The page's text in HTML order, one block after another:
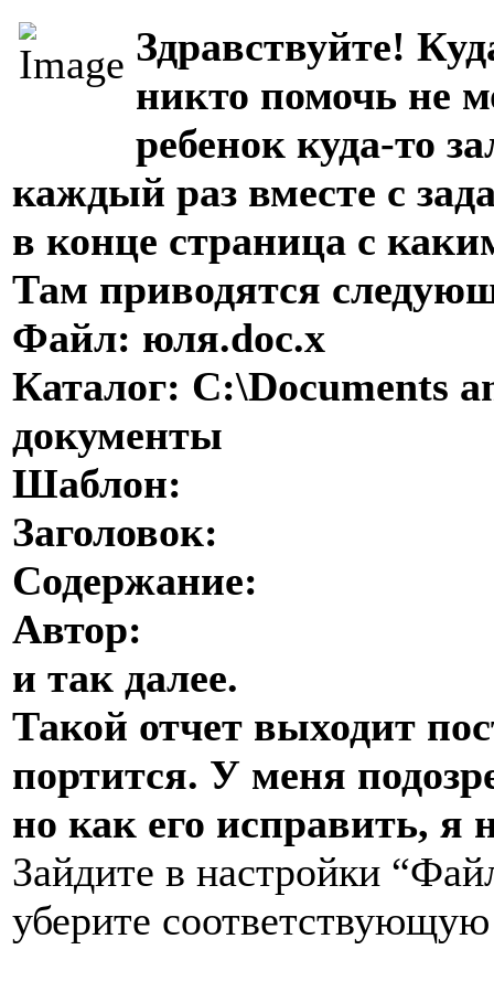
Здравствуйте!
никто помочь не
ребенок куда-то
каждый раз вместе с
в конце страница с
Там приводятся
Файл: юля.doc.x
Каталог: C:\Documents
документы
Шаблон:
Заголовок:
Содержание:
Автор:
и так далее.
Такой отчет выходит
портится. У меня
но как его исправить, я
Зайдите в настройки
уберите